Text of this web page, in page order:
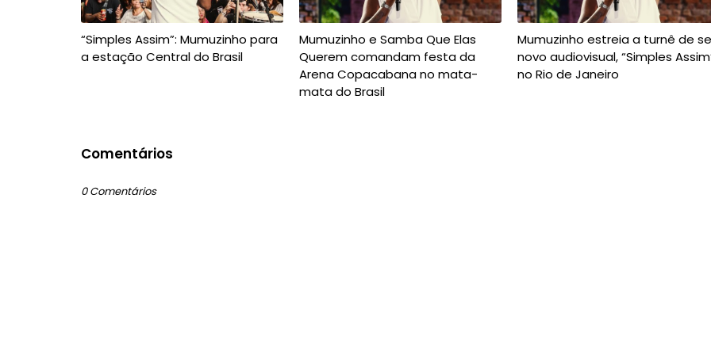
“Simples Assim”: Mumuzinho para
a estação Central do Brasil
Mumuzinho e Samba Que Elas
Querem comandam festa da
Arena Copacabana no mata-
mata do Brasil
Mumuzinho estreia a turnê de
novo audiovisual, “Simples
no Rio de Janeiro
Comentários
0 Comentários